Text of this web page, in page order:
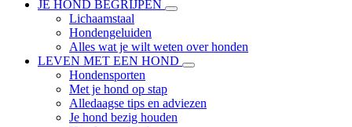
JE HOND BEGRIJPEN
Lichaamstaal
Hondengeluiden
Alles wat je wilt weten over honden
LEVEN MET EEN HOND
Hondensporten
Met je hond op stap
Alledaagse tips en adviezen
Je hond bezig houden